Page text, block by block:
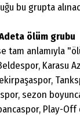
bu grupta
ölüm grubu
tam anlamıyla
Karasu
sezon
Play-